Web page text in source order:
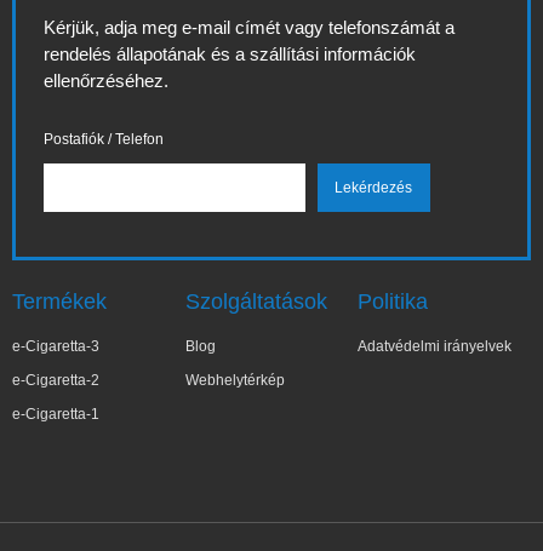
Kérjük, adja meg e-mail címét vagy telefonszámát a
rendelés állapotának és a szállítási információk
ellenőrzéséhez.
Postafiók / Telefon
Termékek
e-Cigaretta-3
e-Cigaretta-2
e-Cigaretta-1
Szolgáltatások
Blog
Webhelytérkép
Politika
Adatvédelmi irányelvek